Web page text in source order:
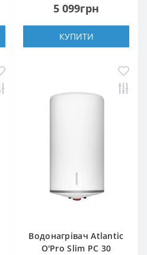
5 099грн
КУПИТИ
Водонагрівач Atlantic
O'Pro Slim PC 30